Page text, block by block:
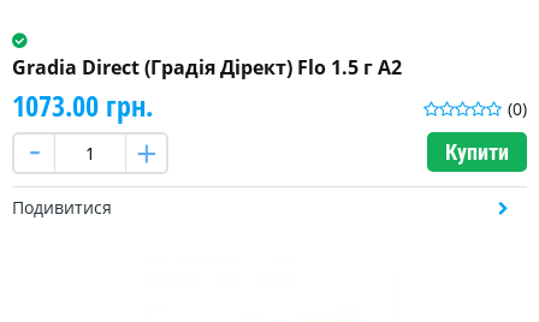
Gradia Direct (Градія Дірект) Flo 1.5 г A2
(0)
1073.00 грн.
Купити
Подивитися